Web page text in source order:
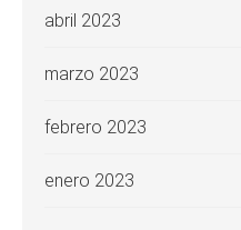
abril 2023
marzo 2023
febrero 2023
enero 2023